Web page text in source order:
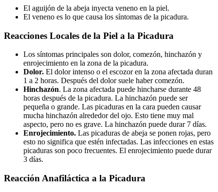
El aguijón de la abeja inyecta veneno en la piel.
El veneno es lo que causa los síntomas de la picadura.
Reacciones Locales de la Piel a la Picadura
Los síntomas principales son dolor, comezón, hinchazón y
enrojecimiento en la zona de la picadura.
Dolor. El dolor intenso o el escozor en la zona afectada duran
1 a 2 horas. Después del dolor suele haber comezón.
Hinchazón. La zona afectada puede hincharse durante 48
horas después de la picadura. La hinchazón puede ser
pequeña o grande. Las picaduras en la cara pueden causar
mucha hinchazón alrededor del ojo. Esto tiene muy mal
aspecto, pero no es grave. La hinchazón puede durar 7 días.
Enrojecimiento. Las picaduras de abeja se ponen rojas, pero
esto no significa que estén infectadas. Las infecciones en estas
picaduras son poco frecuentes. El enrojecimiento puede durar
3 días.
Reacción Anafiláctica a la Picadura